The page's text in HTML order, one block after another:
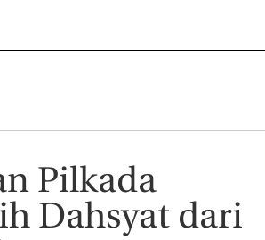
Pilkada
Dahsyat dari